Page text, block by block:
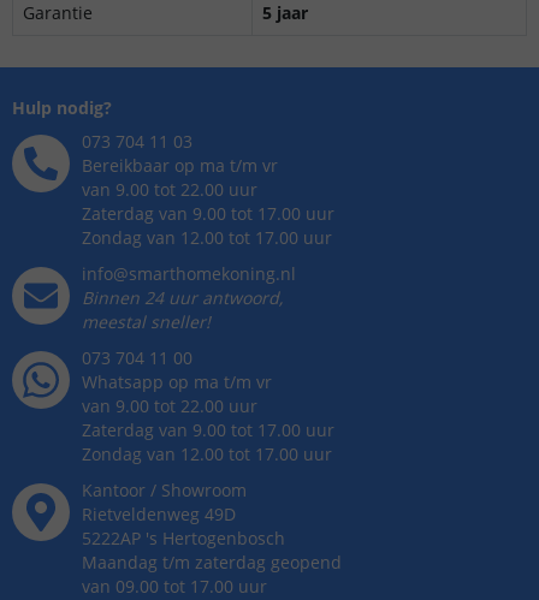
Garantie
5 jaar
Hulp nodig?
073 704 11 03
Bereikbaar op ma t/m vr
van 9.00 tot 22.00 uur
Zaterdag van 9.00 tot 17.00 uur
Zondag van 12.00 tot 17.00 uur
info@smarthomekoning.nl
Binnen 24 uur antwoord,
meestal sneller!
073 704 11 00
Whatsapp op ma t/m vr
van 9.00 tot 22.00 uur
Zaterdag van 9.00 tot 17.00 uur
Zondag van 12.00 tot 17.00 uur
Kantoor / Showroom
Rietveldenweg 49D
5222AP 's Hertogenbosch
Maandag t/m zaterdag geopend
van 09.00 tot 17.00 uur